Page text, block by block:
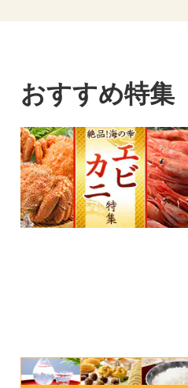
おすすめ特集